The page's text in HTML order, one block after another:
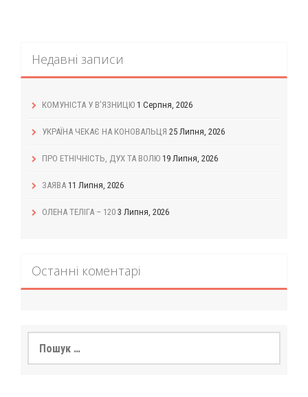
Недавні записи
КОМУНІСТА У В’ЯЗНИЦЮ 1 Серпня, 2026
УКРАЇНА ЧЕКАЄ НА КОНОВАЛЬЦЯ 25 Липня, 2026
ПРО ЕТНІЧНІСТЬ, ДУХ ТА ВОЛЮ 19 Липня, 2026
ЗАЯВА 11 Липня, 2026
ОЛЕНА ТЕЛІГА – 120 3 Липня, 2026
Останні коментарі